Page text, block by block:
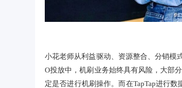
小花老师从利益驱动、资源整合、分销模
O投放中，机刷业务始终具有风险，大部
定是否进行机刷操作。而在TapTap进行